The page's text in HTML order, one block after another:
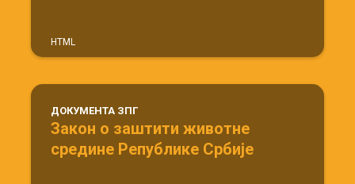
HTML
ДОКУМЕНТА ЗПГ
Закон о заштити животне
средине Републике Србије